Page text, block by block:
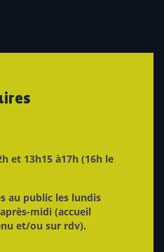
et 13h15 à17h (16h le
au public les lundis
midi (accueil
et/ou sur rdv).